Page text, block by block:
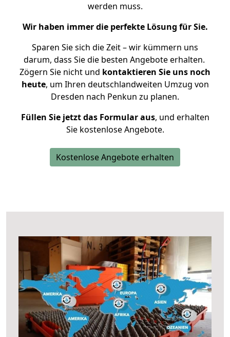
werden muss.
Wir haben immer die perfekte Lösung für Sie.
Sparen Sie sich die Zeit – wir kümmern uns
darum, dass Sie die besten Angebote erhalten.
Zögern Sie nicht und kontaktieren Sie uns noch
heute, um Ihren deutschlandweiten Umzug von
Dresden nach Penkun zu planen.
Füllen Sie jetzt das Formular aus, und erhalten
Sie kostenlose Angebote.
Kostenlose Angebote erhalten